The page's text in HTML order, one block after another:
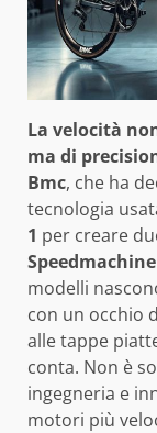
La velocità
ma di
Bmc, che ha
tecnologia
1 per creare
Speedmachine
modelli
con un occhio
alle tappe
conta. Non è
ingegneria e
motori più